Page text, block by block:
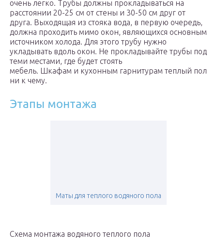
очень легко. Трубы должны прокладываться на
расстоянии 20-25 см от стены и 30-50 см друг от
друга. Выходящая из стояка вода, в первую очередь,
должна проходить мимо окон, являющихся основным
источником холода. Для этого трубу нужно
укладывать вдоль окон. Не прокладывайте трубы под
теми местами, где будет стоять
мебель. Шкафам и кухонным гарнитурам теплый пол
ни к чему.
Этапы монтажа
Маты для теплого водяного пола
Схема монтажа водяного теплого пола